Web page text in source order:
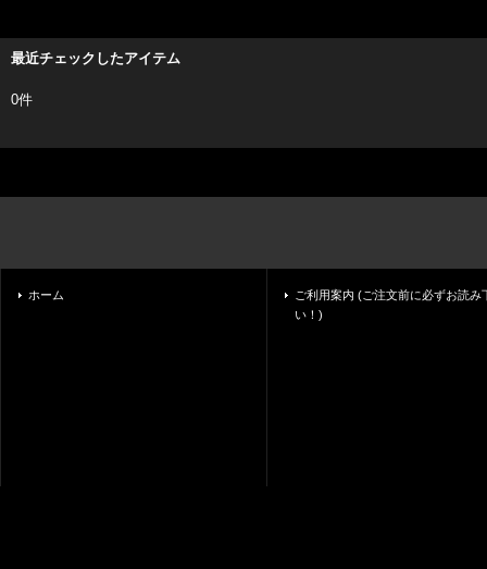
最近チェックしたアイテム
0件
ホーム
ご利用案内 (ご注文前に必ずお読み
い！)